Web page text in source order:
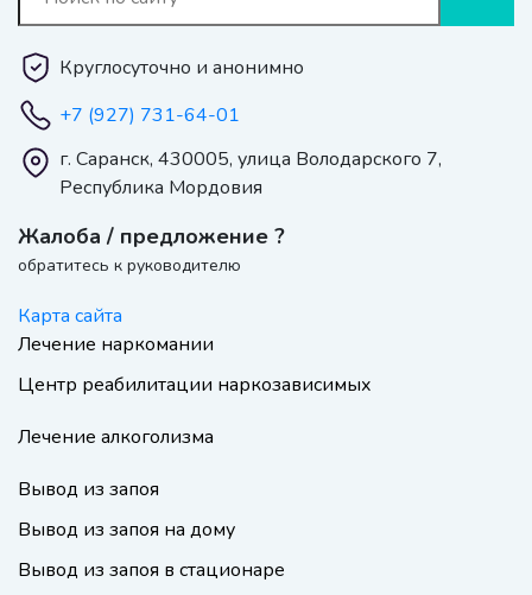
Круглосуточно и анонимно
+7 (927) 731-64-01
г. Саранск, 430005, улица Володарского 7,
Республика Мордовия
Жалоба / предложение ?
обратитесь к руководителю
Карта сайта
Лечение наркомании
Центр реабилитации наркозависимых
Лечение алкоголизма
Вывод из запоя
Вывод из запоя на дому
Вывод из запоя в стационаре